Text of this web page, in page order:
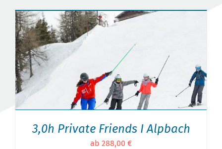
3,0h Private Friends I Alpbach
ab 288,00 €